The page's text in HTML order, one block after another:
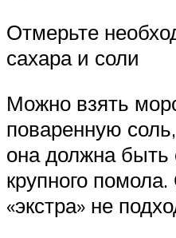
Отмерьте
сахара и соли
Можно взять
поваренную
она должна быть
крупного
«экстра» не